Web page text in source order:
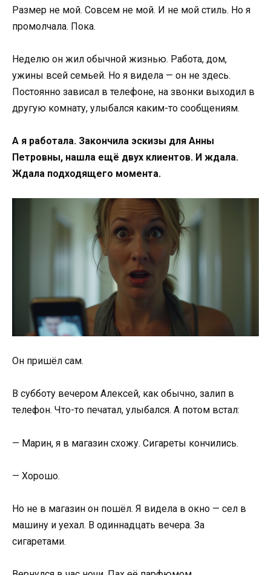
Размер не мой. Совсем не мой. И не мой стиль. Но я
промолчала. Пока.
Неделю он жил обычной жизнью. Работа, дом,
ужины всей семьей. Но я видела — он не здесь.
Постоянно зависал в телефоне, на звонки выходил в
другую комнату, улыбался каким-то сообщениям.
А я работала. Закончила эскизы для Анны
Петровны, нашла ещё двух клиентов. И ждала.
Ждала подходящего момента.
Он пришёл сам.
В субботу вечером Алексей, как обычно, залип в
телефон. Что-то печатал, улыбался. А потом встал:
— Марин, я в магазин схожу. Сигареты кончились.
— Хорошо.
Но не в магазин он пошёл. Я видела в окно — сел в
машину и уехал. В одиннадцать вечера. За
сигаретами.